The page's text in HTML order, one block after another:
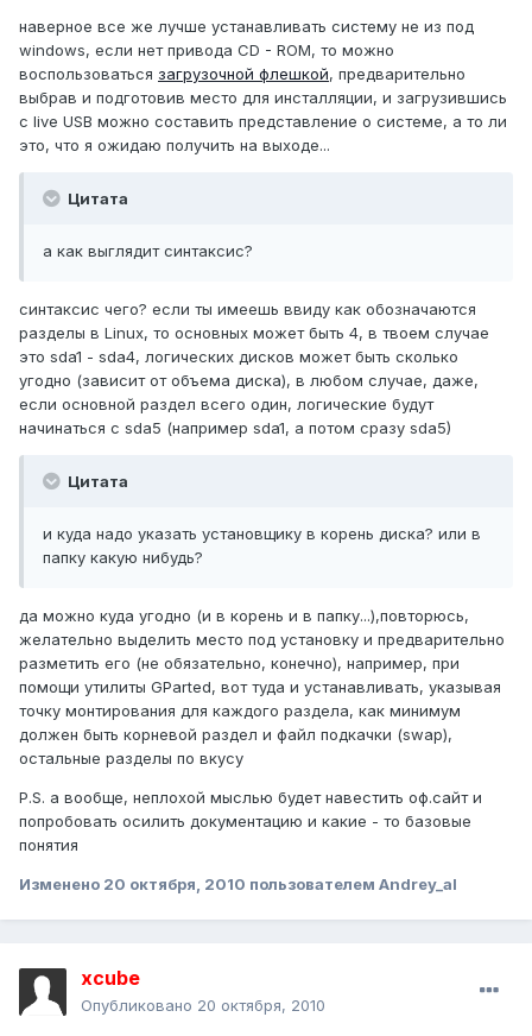
наверное все же лучше устанавливать систему не из под
windows, если нет привода CD - ROM, то можно
воспользоваться загрузочной флешкой, предварительно
выбрав и подготовив место для инсталляции, и загрузившись
с live USB можно составить представление о системе, а то ли
это, что я ожидаю получить на выходе...
Цитата
а как выглядит синтаксис?
синтаксис чего? если ты имеешь ввиду как обозначаются
разделы в Linux, то основных может быть 4, в твоем случае
это sda1 - sda4, логических дисков может быть сколько
угодно (зависит от объема диска), в любом случае, даже,
если основной раздел всего один, логические будут
начинаться с sda5 (например sda1, а потом сразу sda5)
Цитата
и куда надо указать установщику в корень диска? или в
папку какую нибудь?
да можно куда угодно (и в корень и в папку...),повторюсь,
желательно выделить место под установку и предварительно
разметить его (не обязательно, конечно), например, при
помощи утилиты GParted, вот туда и устанавливать, указывая
точку монтирования для каждого раздела, как минимум
должен быть корневой раздел и файл подкачки (swap),
остальные разделы по вкусу
P.S. а вообще, неплохой мыслью будет навестить оф.сайт и
попробовать осилить документацию и какие - то базовые
понятия
Изменено 20 октября, 2010 пользователем Andrey_al
xcube
Опубликовано 20 октября, 2010